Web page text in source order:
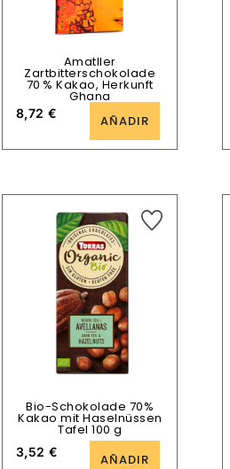
Amatller
Zartbitterschokolade
70 % Kakao, Herkunft
Ghana
8,72€ AÑADIR
Bio-Schokolade 70%
Kakao mit Haselnüssen
Tafel 100 g
3,52€ AÑADIR